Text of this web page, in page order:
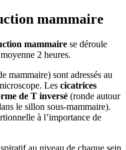
mammaire
mammaire se déroule
2 heures.
mammaire) sont adressés au
Les cicatrices
de T inversé (ronde autour
le sillon sous-mammaire).
à l’importance de